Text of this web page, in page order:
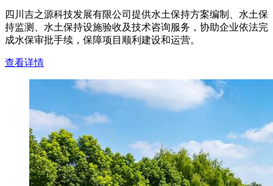
四川吉之源科技发展有限公司提供水土保持方案编制、水土保
持监测、水土保持设施验收及技术咨询服务，协助企业依法完
成水保审批手续，保障项目顺利建设和运营。
查看详情